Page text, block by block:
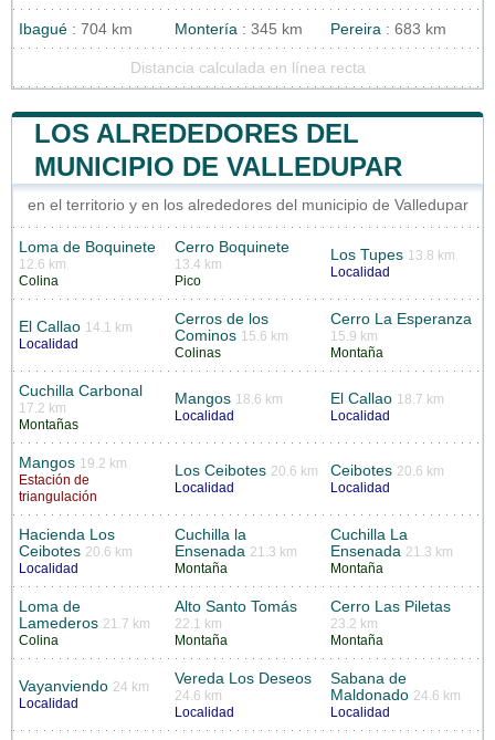
Ibagué : 704 km Montería : 345 km Pereira : 683 km
Distancia calculada en línea recta
LOS ALREDEDORES DEL
MUNICIPIO DE VALLEDUPAR
en el territorio y en los alrededores del municipio de Valledupar
Loma de Boquinete
12.6 km
Colina
Cerro Boquinete
13.4 km
Pico
Los Tupes 13.8 km
Localidad
El Callao 14.1 km
Localidad
Cerros de los
Cominos 15.6 km
Colinas
Cerro La Esperanza
15.9 km
Montaña
Cuchilla Carbonal
17.2 km
Montañas
Mangos 18.6 km
Localidad
El Callao 18.7 km
Localidad
Mangos 19.2 km
Estación de
triangulación
Los Ceibotes 20.6 km
Localidad
Ceibotes 20.6 km
Localidad
Hacienda Los
Ceibotes 20.6 km
Localidad
Cuchilla la
Ensenada 21.3 km
Montaña
Cuchilla La
Ensenada 21.3 km
Montaña
Loma de
Lamederos 21.7 km
Colina
Alto Santo Tomás
22.1 km
Montaña
Cerro Las Piletas
23.2 km
Montaña
Vayanviendo 24 km
Localidad
Vereda Los Deseos
24.6 km
Localidad
Sabana de
Maldonado 24.6 km
Localidad